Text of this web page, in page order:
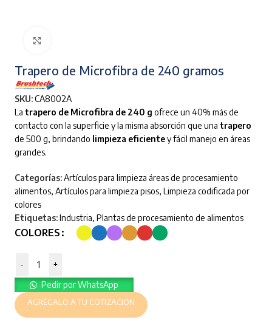
Trapero de Microfibra de 240 gramos
SKU:CA8002A
La trapero de Microfibra de 240 g ofrece un 40% más de
contacto con la superficie y la misma absorción que una trapero
de 500 g, brindando limpieza eficientey fácil manejo en áreas
grandes.
Categorías:Artículos para limpieza áreas de procesamiento
alimentos, Artículos para limpieza pisos, Limpieza codificada por
colores
Etiquetas:Industria, Plantas de procesamiento de alimentos
COLORES
-
+
Pedir por WhatsApp
AGRÉGALO A TU COTIZACIÓN